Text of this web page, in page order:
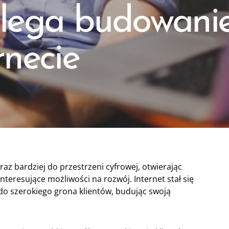
bardziej do przestrzeni cyfrowej, otwierając
możliwości na rozwój. Internet stał się
szerokiego grona klientów, budując swoją